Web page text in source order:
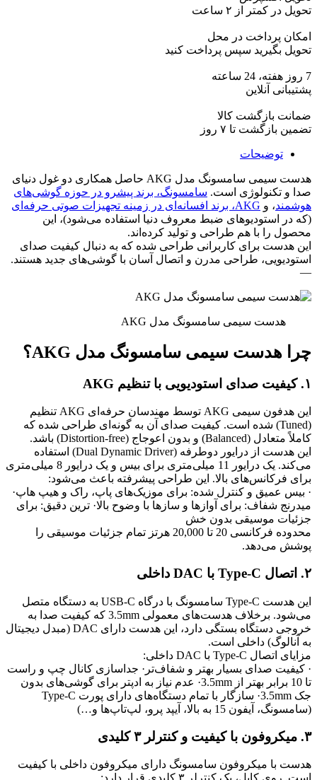
عدد
تحویل در کمتر از ۲ ساعت
امکان پرداخت در محل
تحویل بگیرید سپس پرداخت کنید
7 روز هفته، 24 ساعته
پشتیبانی آنلاین
ضمانت بازگشت کالا
تضمین بازگشت تا ۷ روز
توضیحات
هدست سیمی سامسونگ مدل AKG حاصل همکاری دو غول دنیای
صدا و تکنولوژی است. سامسونگ، برند پیشرو در حوزه گوشی‌های
هوشمند، و AKG، برند افسانه‌ای در زمینه تجهیزات صوتی حرفه‌ای
(که در استودیوهای ضبط معروف دنیا استفاده می‌شود)، این
محصول را با هم طراحی و تولید کرده‌اند.
این هدست برای کاربرانی طراحی شده که به دنبال کیفیت صدای
استودیویی، طراحی مدرن و اتصال آسان با گوشی‌های جدید هستند.
—
هدست سیمی سامسونگ مدل AKG
چرا هدست سیمی سامسونگ مدل AKG؟
۱. کیفیت صدای استودیویی با تنظیم AKG
این هدفون سیمی AKG توسط مهندسان حرفه‌ای AKG تنظیم
(Tuned) شده است. کیفیت صدای آن به گونه‌ای طراحی شده که
کاملاً متعادل (Balanced) و بدون اعوجاج (Distortion-free) باشد.
این هدست از درایور دوطرفه (Dual Dynamic Driver) استفاده
می‌کند. یک درایور 11 میلی‌متری برای بیس و یک درایور 8 میلی‌متری
برای فرکانس‌های بالا. این طراحی پیشرفته باعث می‌شود:
· بیس عمیق و کنترل شده: برای موزیک‌های پاپ، راک و هیپ هاپ·
میدرنج شفاف: برای آوازها و سازها با وضوح بالا· ترین دقیق: برای
جزئیات موسیقی بدون خش
محدوده فرکانسی 20 تا 20,000 هرتز تمام جزئیات موسیقی را
پوشش می‌دهد.
۲. اتصال Type-C با DAC داخلی
این هدست Type-C سامسونگ با درگاه USB-C به دستگاه متصل
می‌شود. برخلاف هدست‌های معمولی 3.5mm که کیفیت صدا به
خروجی دستگاه بستگی دارد، این هدست دارای DAC (مبدل دیجیتال
به آنالوگ) داخلی است.
مزایای اتصال Type-C با DAC داخلی:
· کیفیت صدای بسیار بهتر و شفاف‌تر · جداسازی کانال چپ و راست
تا 10 برابر بهتر از 3.5mm
· عدم نیاز به ادپتر برای گوشی‌های بدون
جک 3.5mm
· سازگار با تمام دستگاه‌های دارای پورت Type-C
(سامسونگ، آیفون 15 به بالا، آیپد پرو، لپ‌تاپ‌ها و…)
۳. میکروفون با کیفیت و کنترلر ۳ کلیدی
هدست با میکروفون سامسونگ دارای میکروفون داخلی با کیفیت